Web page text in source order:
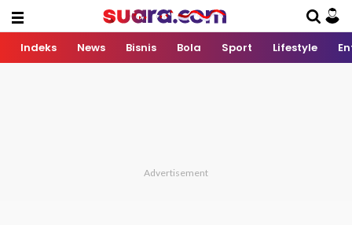
Indeks News Bisnis Bola Sport Lifestyle